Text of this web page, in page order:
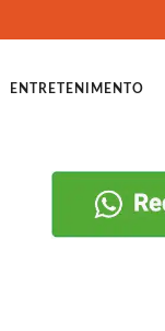
ENTRETENIMENTO